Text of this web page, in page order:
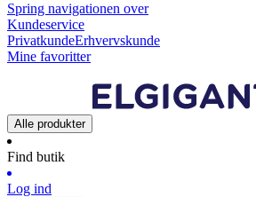
Spring navigationen over
Kundeservice
PrivatkundeErhvervskunde
Mine favoritter
Alle produkter
Find butik
Log ind